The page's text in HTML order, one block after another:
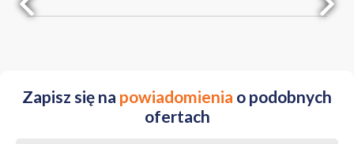
Zapisz się na powiadomienia o podobnych
ofertach